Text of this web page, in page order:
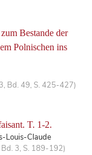
Bestande der
Polnischen ins
Bd. 49, S. 425-427)
T. 1-2.
Louis-Claude
3, S. 189-192)